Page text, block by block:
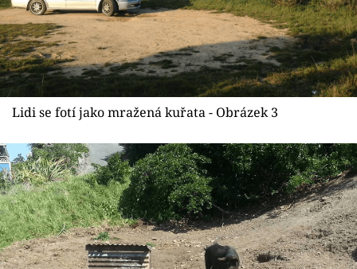
Lidi se fotí jako mražená kuřata - Obrázek 3